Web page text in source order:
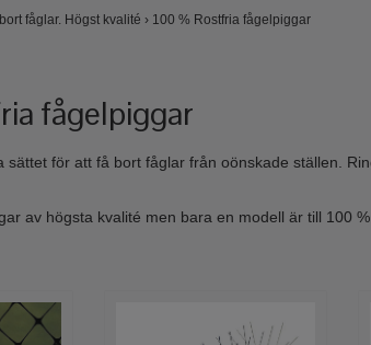
fåglar. Högst kvalité › 100 % Rostfria fågelpiggar
fågelpiggar
sättet för att få bort fåglar från oönskade ställen.
av högsta kvalité men bara en modell är till 100